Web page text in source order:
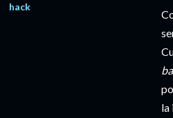
hack
la